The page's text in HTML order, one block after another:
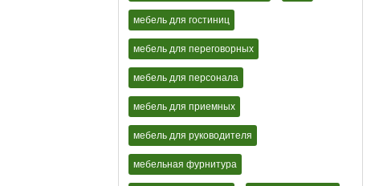
мебель для гостиниц
мебель для переговорных
мебель для персонала
мебель для приемных
мебель для руководителя
мебельная фурнитура